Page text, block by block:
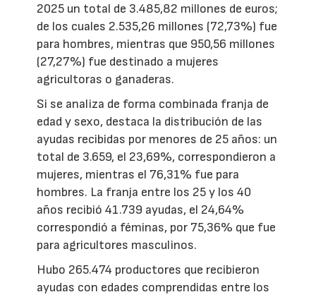
2025 un total de 3.485,82 millones de euros;
de los cuales 2.535,26 millones (72,73%) fue
para hombres, mientras que 950,56 millones
(27,27%) fue destinado a mujeres
agricultoras o ganaderas.
Si se analiza de forma combinada franja de
edad y sexo, destaca la distribución de las
ayudas recibidas por menores de 25 años: un
total de 3.659, el 23,69%, correspondieron a
mujeres, mientras el 76,31% fue para
hombres. La franja entre los 25 y los 40
años recibió 41.739 ayudas, el 24,64%
correspondió a féminas, por 75,36% que fue
para agricultores masculinos.
Hubo 265.474 productores que recibieron
ayudas con edades comprendidas entre los